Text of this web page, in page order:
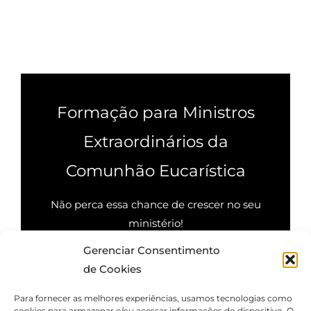
Gerenciar Consentimento
de Cookies
Para fornecer as melhores experiências, usamos tecnologias como
Formação para Ministros
Extraordinários da
Comunhão Eucarística
Não perca essa chance de crescer no seu
ministério!